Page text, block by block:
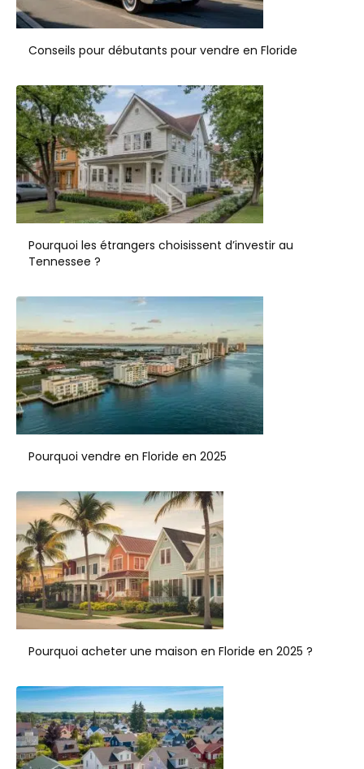
Conseils pour débutants pour vendre en Floride
Pourquoi les étrangers choisissent d’investir au
Tennessee ?
Pourquoi vendre en Floride en 2025
Pourquoi acheter une maison en Floride en 2025 ?